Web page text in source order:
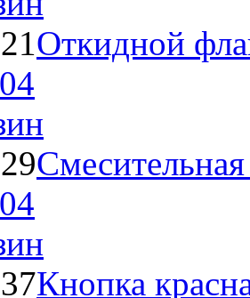
Откидной
Кнопка